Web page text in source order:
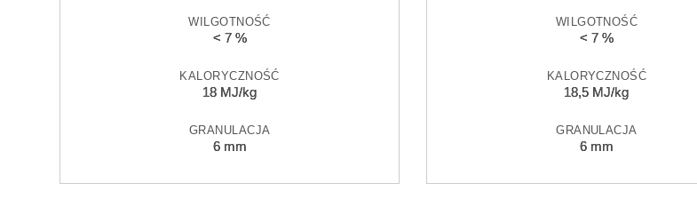
WILGOTNOŚĆ
< 7 %
KALORYCZNOŚĆ
18 MJ/kg
GRANULACJA
6 mm
WILGOTNOŚĆ
< 7 %
KALORYCZNOŚĆ
18,5 MJ/kg
GRANULACJA
6 mm